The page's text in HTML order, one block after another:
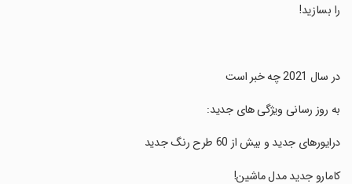
را بسازید!
‏در سال 2021 چه خبر است
‏به روز رسانی ویژگی های جدید:
‏درایورهای جدید و بیش از 60 طرح رنگ جدید
‏کامارو جدید مدل ماشین!